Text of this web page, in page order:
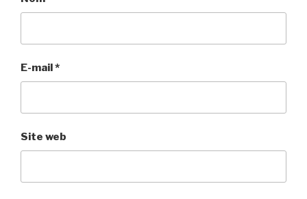
E-mail*
Site web